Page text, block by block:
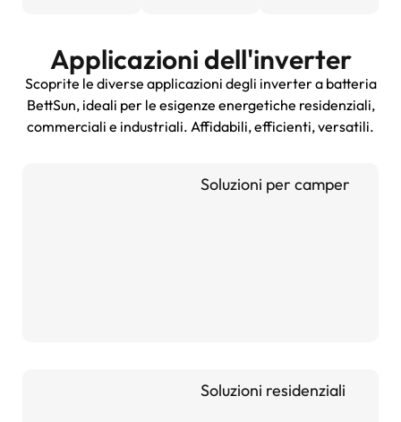
Applicazioni dell'inverter
Scoprite le diverse applicazioni degli inverter a batteria
BettSun, ideali per le esigenze energetiche residenziali,
commerciali e industriali. Affidabili, efficienti, versatili.
Soluzioni per camper
Soluzioni residenziali